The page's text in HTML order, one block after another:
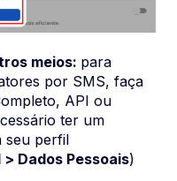
meios: para
por SMS, faça
API ou
ter um
seu perfil
Dados Pessoais)